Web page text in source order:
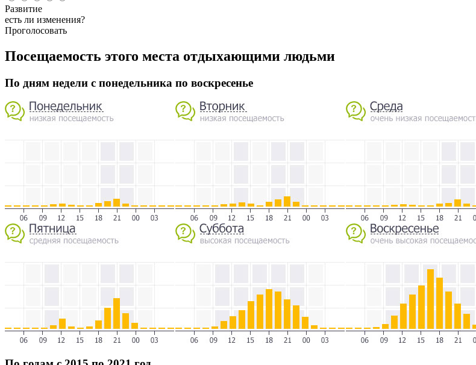
Развитие
есть ли изменения?
Проголосовать
Посещаемость этого места отдыхающими людьми
По дням недели с понедельника по воскресенье